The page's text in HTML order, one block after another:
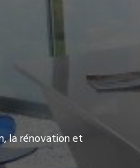
la rénovation et